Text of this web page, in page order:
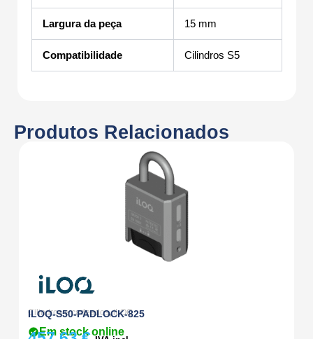
Largura da peça 15 mm
Compatibilidade Cilindros S5
Produtos Relacionados
Cilindros e cadeados,iLOQ
ILOQ-S50-PADLOCK-825
Em stock online